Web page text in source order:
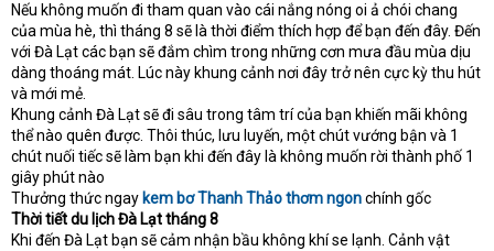
Nếu không muốn đi tham quan vào cái nắng nóng oi ả chói chang
của mùa hè, thì tháng 8 sẽ là thời điểm thích hợp để bạn đến đây. Đến
với Đà Lạt các bạn sẽ đắm chìm trong những cơn mưa đầu mùa dịu
dàng thoáng mát. Lúc này khung cảnh nơi đây trở nên cực kỳ thu hút
và mới mẻ.
Khung cảnh Đà Lạt sẽ đi sâu trong tâm trí của bạn khiến mãi không
thể nào quên được. Thôi thúc, lưu luyến, một chút vướng bận và 1
chút nuối tiếc sẽ làm bạn khi đến đây là không muốn rời thành phố 1
giây phút nào
Thưởng thức ngay kem bơ Thanh Thảo thơm ngonchính gốc
Thời tiết du lịch Đà Lạt tháng 8
Khi đến Đà Lạt bạn sẽ cảm nhận bầu không khí se lạnh. Cảnh vật